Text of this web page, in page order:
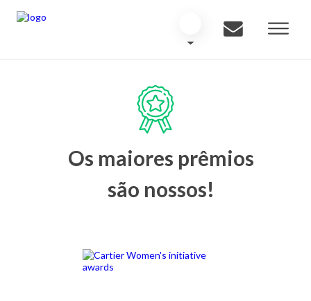
Os maiores prêmios
são nossos!